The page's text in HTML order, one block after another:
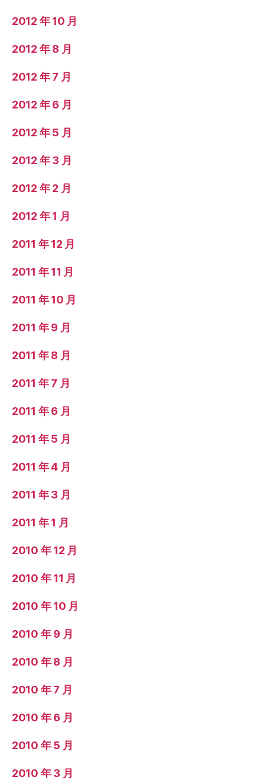
2012 年 10 月
2012 年 8 月
2012 年 7 月
2012 年 6 月
2012 年 5 月
2012 年 3 月
2012 年 2 月
2012 年 1 月
2011 年 12 月
2011 年 11 月
2011 年 10 月
2011 年 9 月
2011 年 8 月
2011 年 7 月
2011 年 6 月
2011 年 5 月
2011 年 4 月
2011 年 3 月
2011 年 1 月
2010 年 12 月
2010 年 11 月
2010 年 10 月
2010 年 9 月
2010 年 8 月
2010 年 7 月
2010 年 6 月
2010 年 5 月
2010 年 3 月